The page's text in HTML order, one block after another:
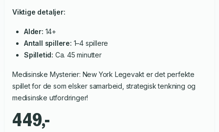
Viktige detaljer:
Alder: 14+
Antall spillere: 1–4 spillere
Spilletid: Ca. 45 minutter
Medisinske Mysterier: New York Legevakt er det perfekte
spillet for de som elsker samarbeid, strategisk tenkning og
medisinske utfordringer!
449,-